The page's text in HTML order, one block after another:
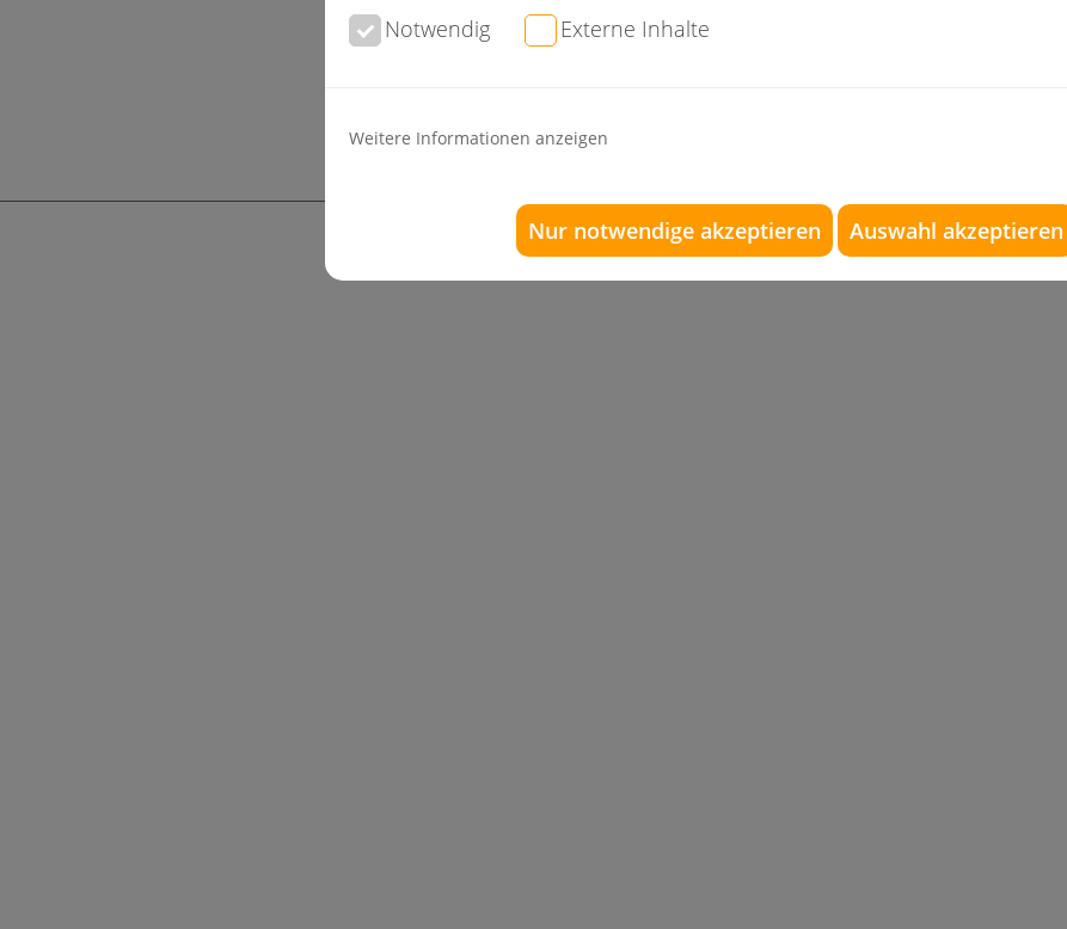
Notwendig Externe Inhalte
Weitere Informationen anzeigen
Nur notwendige akzeptieren Auswahl akzeptieren
So ist die Praxis Dr. Konik & Kollegen aus
Plüdershausen, Waldhausen, Lorch und
schnell und einfach zu erreichen.